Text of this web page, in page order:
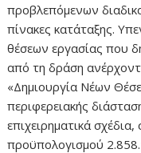
προβλεπόμενων
πίνακες κατάταξης.
θέσεων εργασίας που
από τη δράση
«Δημιουργία Νέων
περιφερειακής
επιχειρηματικά
προϋπολογισμού